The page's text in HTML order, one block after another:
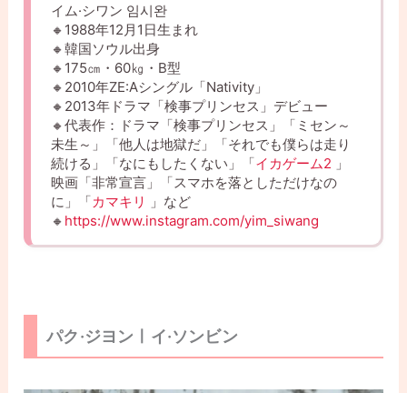
イム·シワン 임시완
🔸1988年12月1日生まれ
🔸韓国ソウル出身
🔸175㎝・60㎏・B型
🔸2010年ZE:Aシングル「Nativity」
🔸2013年ドラマ「検事プリンセス」デビュー
🔸代表作：ドラマ「検事プリンセス」「ミセン～
未生～」「他人は地獄だ」「それでも僕らは走り
続ける」「なにもしたくない」「イカゲーム2 」
映画「非常宣言」「スマホを落としただけなの
に」「カマキリ
」など
🔸 https://www.instagram.com/yim_siwang
パク·ジヨンㅣイ·ソンビン